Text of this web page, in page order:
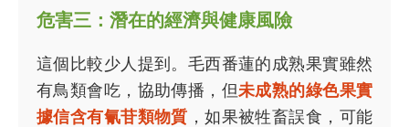
危害三：潛在的經濟與健康風險
這個比較少人提到。毛西番蓮的成熟果實雖然
有鳥類會吃，協助傳播，但未成熟的綠色果實
據信含有氰苷類物質 ，如果被牲畜誤食，可能